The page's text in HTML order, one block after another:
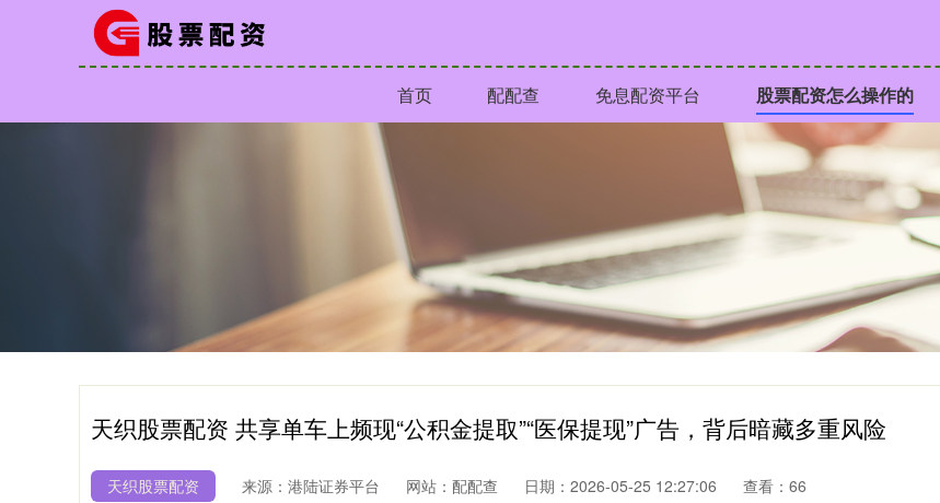
首页 配配查 免息配资平台 股票配资怎么操作的
天织股票配资 共享单车上频现“公积金提取”“医保提现”广告，背后暗藏多重风险
天织股票配资 来源：港陆证券平台 网站：配配查 日期：2026-05-25 12:27:06 查看：66